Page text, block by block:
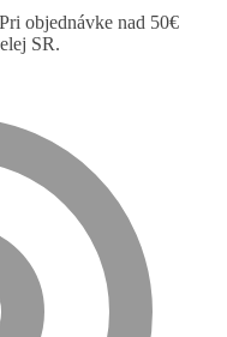
objednávke nad 50€
SR.